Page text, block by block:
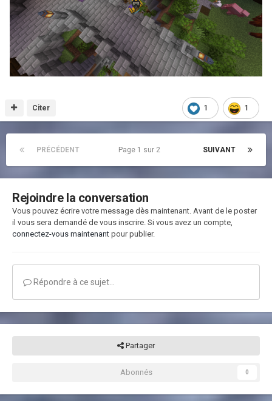
1 1
Citer
PRÉCÉDENT SUIVANT
Page 1 sur 2
Rejoindre la conversation
Vous pouvez écrire votre message dès maintenant. Avant de le poster
il vous sera demandé de vous inscrire. Si vous avez un compte,
connectez-vous maintenant pour publier.
Répondre à ce sujet…
Partager
Abonnés 0